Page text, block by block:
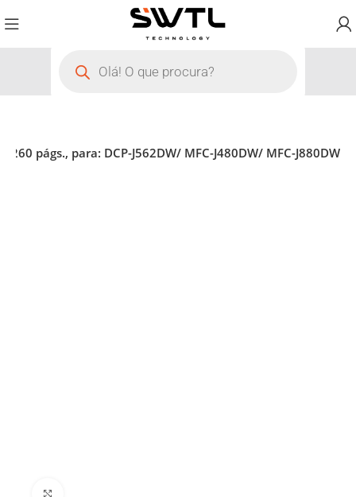
págs., para: DCP-J562DW/ MFC-J480DW/ MFC-J880DW